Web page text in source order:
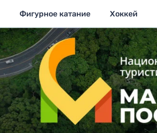
Фигурное катание Хоккей